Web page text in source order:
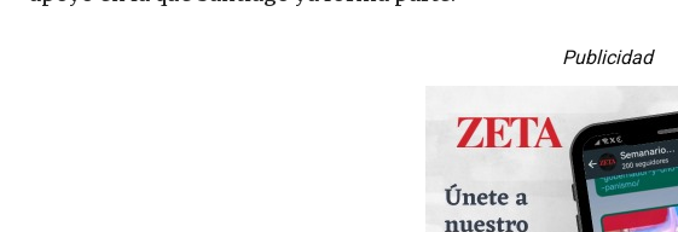
Publicidad